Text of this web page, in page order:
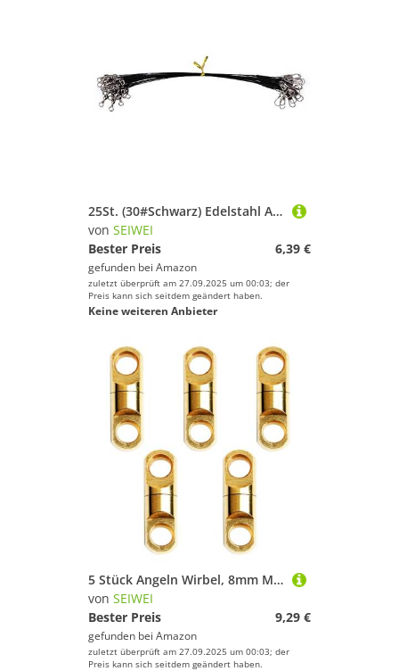
25St. (30#Schwarz) Edelstahl Angeldraht Vorfächer mit Schnapper & Wirbel, Anti-Biss Köder Drahtvorfächer für Hecht Barsch Zander, Salzwasser Süßwasser Angelzubehör Tackle
von SEIWEI
Bester Preis
6,39 €
gefunden bei Amazon
zuletzt überprüft am 27.09.2025 um 00:03; der
Preis kann sich seitdem geändert haben.
Keine weiteren Anbieter
5 Stück Angeln Wirbel, 8mm Messing Heavy Duty Angeln Lager Swivels Stecker Kupfer Barrel Swivels für Salzwasser Süßwasser
von SEIWEI
Bester Preis
9,29 €
gefunden bei Amazon
zuletzt überprüft am 27.09.2025 um 00:03; der
Preis kann sich seitdem geändert haben.